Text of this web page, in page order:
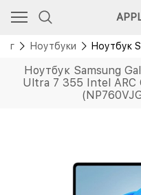
Ноутбуки Ноутбук
Ноутбук Samsung
Ultra 7 355 Intel ARC